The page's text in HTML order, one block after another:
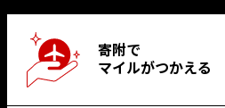
寄附で
マイルがつかえる